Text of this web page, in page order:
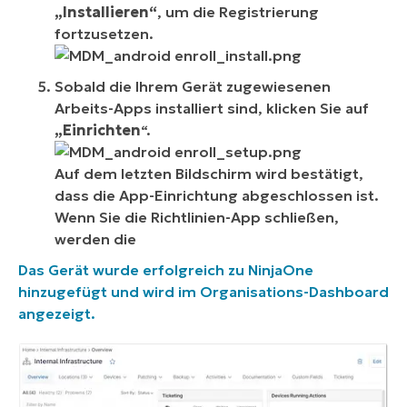
„Installieren“, um die Registrierung
fortzusetzen.
Sobald die Ihrem Gerät zugewiesenen
Arbeits-Apps installiert sind, klicken Sie auf
„Einrichten“.
Auf dem letzten Bildschirm wird bestätigt,
dass die App-Einrichtung abgeschlossen ist.
Wenn Sie die Richtlinien-App schließen,
werden die
Das Gerät wurde erfolgreich zu NinjaOne
hinzugefügt und wird im Organisations-Dashboard
angezeigt.